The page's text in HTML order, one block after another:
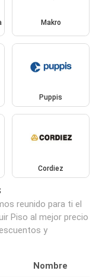
Makro
Puppis
Cordiez
reunido para ti el
Piso al mejor precio
y
Nombre